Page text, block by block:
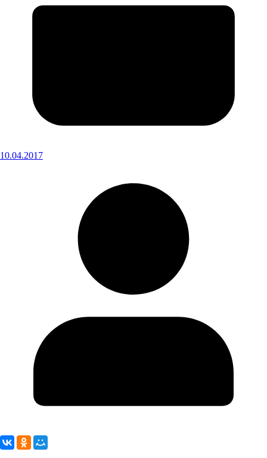
10.04.2017